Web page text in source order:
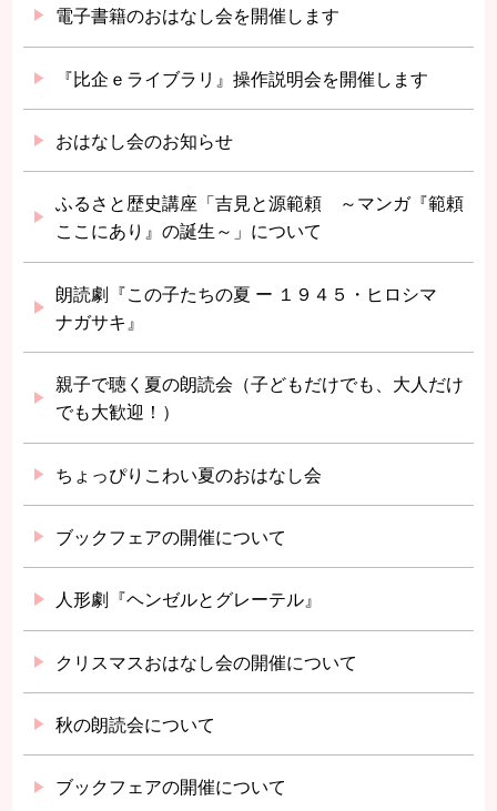
電子書籍のおはなし会を開催します
『比企ｅライブラリ』操作説明会を開催します
おはなし会のお知らせ
ふるさと歴史講座「吉見と源範頼 ～マンガ『範頼
ここにあり』の誕生～」について
朗読劇『この子たちの夏 ー １９４５・ヒロシマ
ナガサキ』
親子で聴く夏の朗読会（子どもだけでも、大人だけ
でも大歓迎！）
ちょっぴりこわい夏のおはなし会
ブックフェアの開催について
人形劇『ヘンゼルとグレーテル』
クリスマスおはなし会の開催について
秋の朗読会について
ブックフェアの開催について